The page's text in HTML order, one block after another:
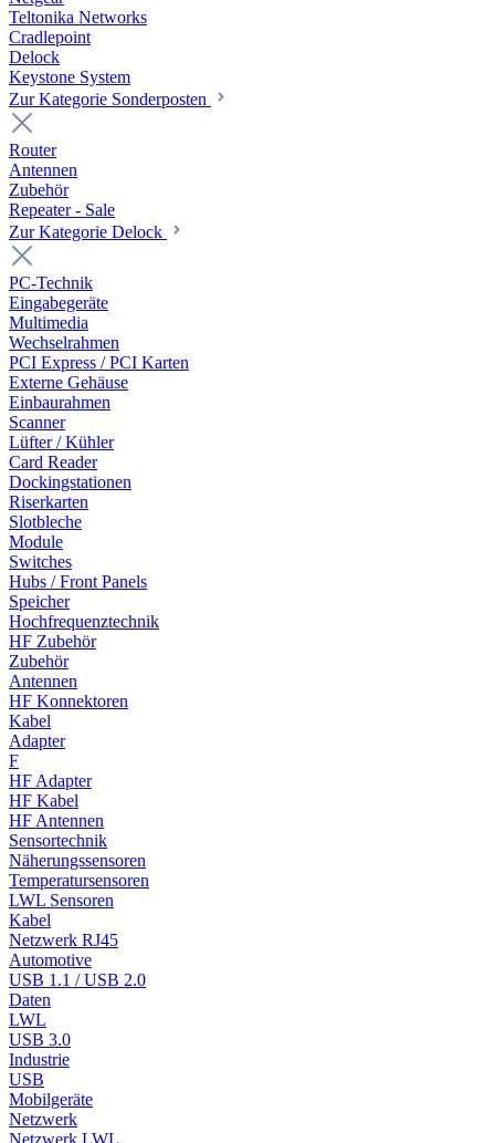
Teltonika Networks
Cradlepoint
Delock
Keystone System
Zur Kategorie Sonderposten
Router
Antennen
Zubehör
Repeater - Sale
Zur Kategorie Delock
PC-Technik
Eingabegeräte
Multimedia
Wechselrahmen
PCI Express / PCI Karten
Externe Gehäuse
Einbaurahmen
Scanner
Lüfter / Kühler
Card Reader
Dockingstationen
Riserkarten
Slotbleche
Module
Switches
Hubs / Front Panels
Speicher
Hochfrequenztechnik
HF Zubehör
Zubehör
Antennen
HF Konnektoren
Kabel
Adapter
F
HF Adapter
HF Kabel
HF Antennen
Sensortechnik
Näherungssensoren
Temperatursensoren
LWL Sensoren
Kabel
Netzwerk RJ45
Automotive
USB 1.1 / USB 2.0
Daten
LWL
USB 3.0
Industrie
USB
Mobilgeräte
Netzwerk
Netzwerk LWL